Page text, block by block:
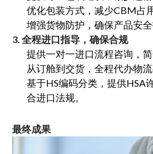
优化包装方式，减少CBM占
增强货物防护，确保产品安全
3. 全程进口指导，确保合规
提供一对一进口流程咨询，简
从订舱到交货，全程代办物流
基于HS编码分类，提供HSA
合进口法规。
最终成果